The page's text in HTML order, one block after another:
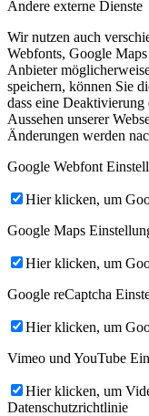
Andere externe Dienste
Wir nutzen auch
Webfonts, Google
Anbieter
speichern, können Sie
dass eine
Aussehen unserer
Änderungen werden
Google Webfont
Hier klicken, um
Google Maps
Hier klicken, um
Google reCaptcha
Hier klicken, um
Vimeo und YouTube
Hier klicken, um
Datenschutzrichtlinie